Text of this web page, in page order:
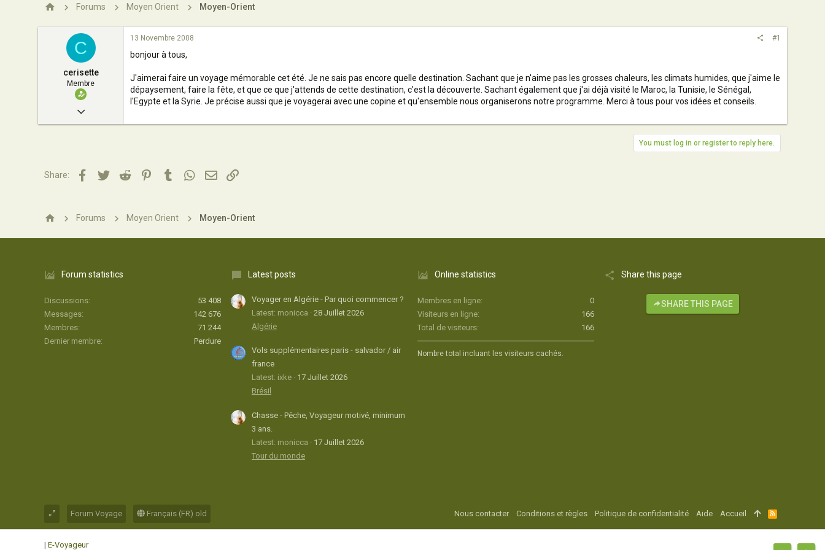
n
Forums Moyen Orient Moyen-Orient
C
cerisette
Membre
4
VAR
13 Novembre 2008 #1
bonjour à tous,
J'aimerai faire un voyage mémorable cet été. Je ne sais pas encore quelle destination. Sachant que je n'aime pas les grosses chaleurs, les climats humides, que j'aime le
dépaysement, faire la fête, et que ce que j'attends de cette destination, c'est la découverte. Sachant également que j'ai déjà visité le Maroc, la Tunisie, le Sénégal,
l'Egypte et la Syrie. Je précise aussi que je voyagerai avec une copine et qu'ensemble nous organiserons notre programme. Merci à tous pour vos idées et conseils.
You must log in or register to reply here.
Share: Facebook
TwitterReddit PinterestTumblrWhatsApp
EmailLien
Forums Moyen Orient Moyen-Orient
Forum statistics
Discussions
53 408
Messages
142 676
Membres
71 244
Dernier membre
Perdure
Latest posts
Voyager en Algérie - Par quoi commencer ?
Latest: monicca
28 Juillet 2026
Algérie
Vols supplémentaires paris - salvador / air
france
Latest: ixke
17 Juillet 2026
Brésil
Chasse - Pêche, Voyageur motivé, minimum
3 ans.
Latest: monicca
17 Juillet 2026
Tour du monde
Online statistics
Membres en ligne
0
Visiteurs en ligne
166
Total de visiteurs
166
Nombre total incluant les visiteurs cachés.
Share this page
SHARE THIS PAGE
Forum Voyage Français (FR) old Nous contacter Conditions et règles Politique de confidentialité Aide Accueil
R
S
S
| E-Voyageur